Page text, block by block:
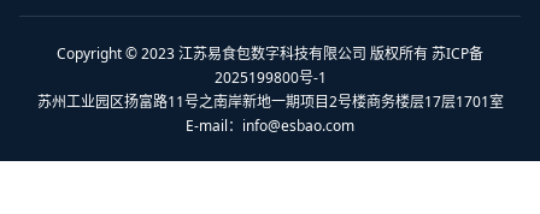
Copyright © 2023 江苏易食包数字科技有限公司 版权所有 苏ICP备
2025199800号-1
苏州工业园区扬富路11号之南岸新地一期项目2号楼商务楼层17层1701室
E-mail： info@esbao.com